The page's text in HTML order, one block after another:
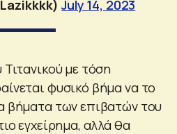
July 14, 2023
Τιτανικού με τόση
φυσικό βήμα να το
βήματα των επιβατών του
εγχείρημα, αλλά θα